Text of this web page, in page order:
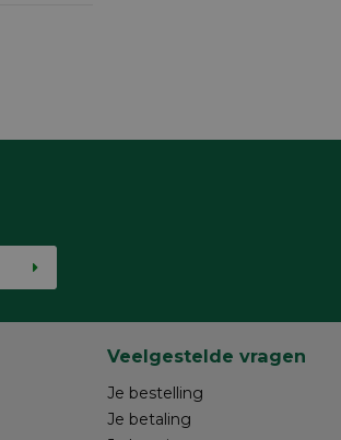
Veelgestelde vragen
Je bestelling
Je betaling